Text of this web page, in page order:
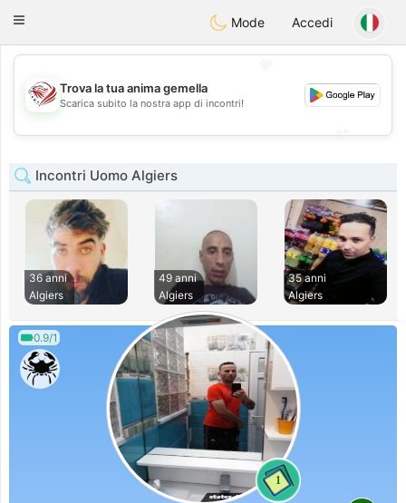
StatesDating
Toggle
Mode Accedi
💖
💕
Trova la tua anima gemella
Scarica subito la nostra app di incontri!
Incontri Uomo Algiers
36 anni
Algiers
49 anni
Algiers
35 anni
Algiers
0.9/1
1